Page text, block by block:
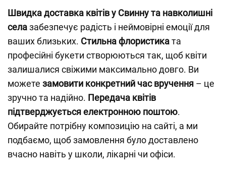
Швидка доставка квітів у Свинну та навколишні
селазабезпечує радість і неймовірні емоції для
ваших близьких. Стильна флористиката
професійні букети створюються так, щоб квіти
залишалися свіжими максимально довго. Ви
можете замовити конкретний час вручення – це
зручно та надійно. Передача квітів
підтверджується електронною поштою.
Обирайте потрібну композицію на сайті, а ми
подбаємо, щоб замовлення було доставлено
вчасно навіть у школи, лікарні чи офіси.